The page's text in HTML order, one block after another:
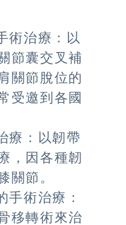
術治療：以
節囊交叉補
關節脫位的
受邀到各國
療：以韌帶
，因各種韌
關節。
手術治療：
移轉術來治